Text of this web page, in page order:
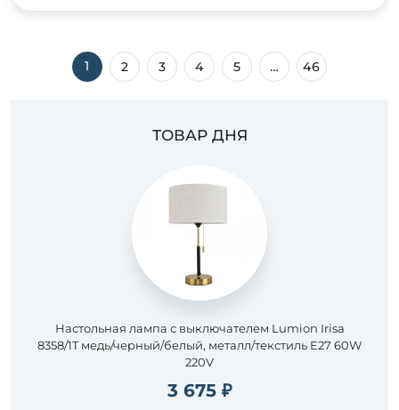
1 2 3 4 5 … 46
ТОВАР ДНЯ
Настольная лампа с выключателем Lumion Irisa
8358/1T медь/черный/белый, металл/текстиль E27 60W
220V
3 675 ₽